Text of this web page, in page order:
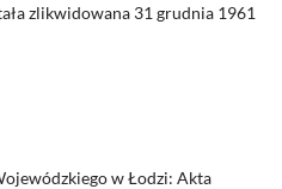
zlikwidowana 31 grudnia 1961
w Łodzi: Akta